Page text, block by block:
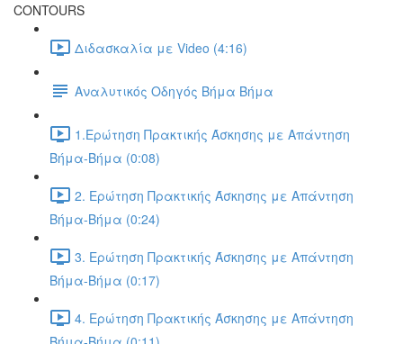
CONTOURS
Διδασκαλία με Video (4:16)
Αναλυτικός Οδηγός Βήμα Βήμα
1.Ερώτηση Πρακτικής Άσκησης με Απάντηση
Βήμα-Βήμα (0:08)
2. Ερώτηση Πρακτικής Άσκησης με Απάντηση
Βήμα-Βήμα (0:24)
3. Ερώτηση Πρακτικής Άσκησης με Απάντηση
Βήμα-Βήμα (0:17)
4. Ερώτηση Πρακτικής Άσκησης με Απάντηση